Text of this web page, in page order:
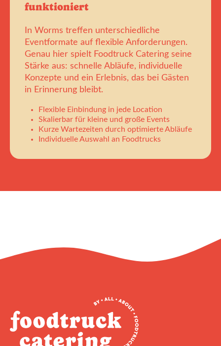
funktioniert
In Worms treffen unterschiedliche
Eventformate auf flexible Anforderungen.
Genau hier spielt Foodtruck Catering seine
Stärke aus: schnelle Abläufe, individuelle
Konzepte und ein Erlebnis, das bei Gästen
in Erinnerung bleibt.
Flexible Einbindung in jede Location
Skalierbar für kleine und große Events
Kurze Wartezeiten durch optimierte Abläufe
Individuelle Auswahl an Foodtrucks